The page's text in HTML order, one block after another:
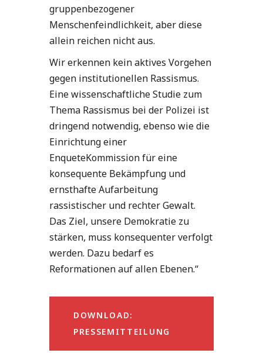
gruppenbezogener
Menschenfeindlichkeit, aber diese
allein reichen nicht aus.
Wir erkennen kein aktives Vorgehen
gegen institutionellen Rassismus.
Eine wissenschaftliche Studie zum
Thema Rassismus bei der Polizei ist
dringend notwendig, ebenso wie die
Einrichtung einer
EnqueteKommission für eine
konsequente Bekämpfung und
ernsthafte Aufarbeitung
rassistischer und rechter Gewalt.
Das Ziel, unsere Demokratie zu
stärken, muss konsequenter verfolgt
werden. Dazu bedarf es
Reformationen auf allen Ebenen.“
DOWNLOAD:
PRESSEMITTEILUNG